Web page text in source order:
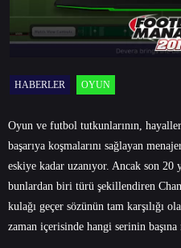
HABERLER OYUN
Oyun ve futbol tutkunlarının,
başarıya koşmalarını sağlayan
eskiye kadar uzanıyor. Ancak son 20
bunlardan biri türü şekillendiren
kulağı geçer sözünün tam karşılığı
zaman içerisinde hangi serinin